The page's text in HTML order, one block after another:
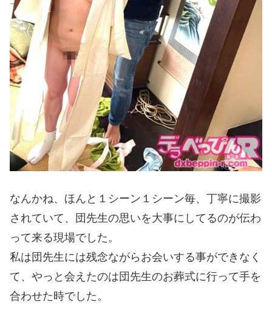
なんかね、ほんと１シーン１シーン毎、丁寧に撮影
されていて、団先生の思いを大事にしてるのが伝わ
って来る現場でした。
私は団先生には残念ながらお会いする事ができなく
て、やっと会えたのは団先生のお葬式に行って手を
合わせた時でした。